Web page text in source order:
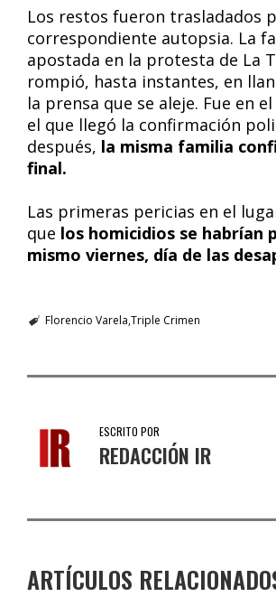
Los restos fueron trasladados
correspondiente autopsia. La
apostada en la protesta de La
rompió, hasta instantes, en
la prensa que se aleje. Fue en
el que llegó la confirmación
después, la misma familia
final.
Las primeras pericias en el
que los homicidios se habrían
mismo viernes, día de las
Florencio Varela Triple Crimen
ESCRITO POR
REDACCIÓN IR
ARTÍCULOS